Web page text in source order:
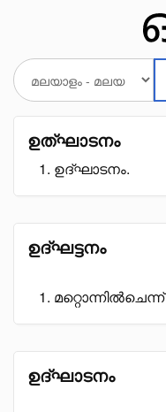
ഉത്ഘാടനം
ഉദ്ഘാടനം.
ഉദ്ഘട്ടനം
ഉദ്ഘാടനം